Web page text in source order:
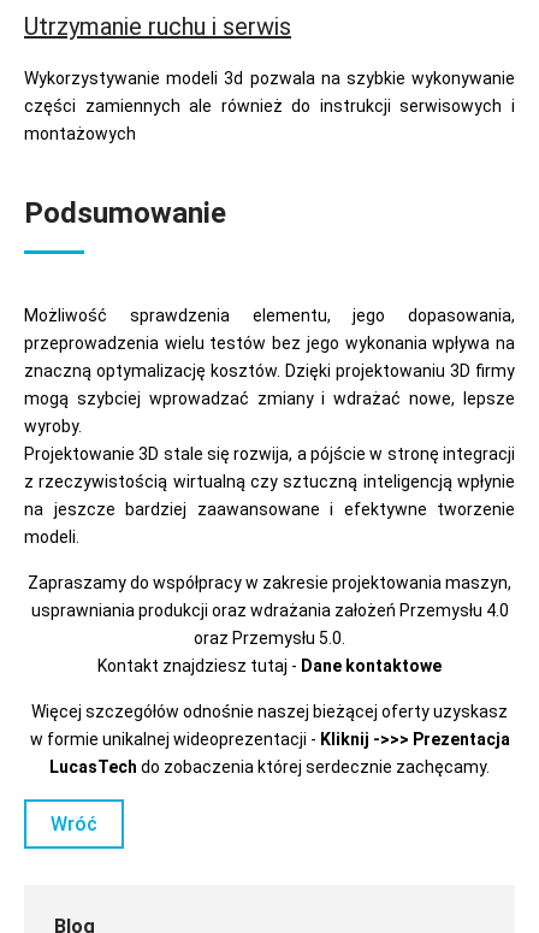
Blog
Utrzymanie ruchu i serwis
Wykorzystywanie modeli 3d pozwala na szybkie wykonywanie
części zamiennych ale również do instrukcji serwisowych i
montażowych
Podsumowanie
Możliwość sprawdzenia elementu, jego dopasowania,
przeprowadzenia wielu testów bez jego wykonania wpływa na
znaczną optymalizację kosztów. Dzięki projektowaniu 3D firmy
mogą szybciej wprowadzać zmiany i wdrażać nowe, lepsze
wyroby.
Projektowanie 3D stale się rozwija, a pójście w stronę integracji
z rzeczywistością wirtualną czy sztuczną inteligencją wpłynie
na jeszcze bardziej zaawansowane i efektywne tworzenie
modeli.
Zapraszamy do współpracy w zakresie projektowania maszyn,
usprawniania produkcji oraz wdrażania założeń Przemysłu 4.0
oraz Przemysłu 5.0.
Kontakt znajdziesz tutaj - Dane kontaktowe
Więcej szczegółów odnośnie naszej bieżącej oferty uzyskasz
w formie unikalnej wideoprezentacji - Kliknij ->>> Prezentacja
LucasTech do zobaczenia której serdecznie zachęcamy.
Wróć